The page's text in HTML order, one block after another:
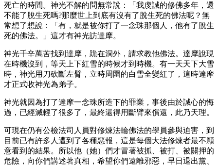
死亡的時間。神光不解的問無常說：「我虔誠的修佛多年，還
不能了脫生死嗎?那麼世上到底有沒有了脫生死的佛法呢？無
常想了想說：「有，就是被你打了一念珠那個人，他有了脫生
死的佛法。」這才有神光訪達摩。
神光千辛萬苦找到達摩，跪在洞外，請求教他佛法。達摩說現
在時機沒到，等天上下紅雪的時候才到時機。有一天天下大雪
時，神光用刀砍斷左臂，立時周圍的白雪全變紅了，這時達摩
才正式收神光為弟子。
神光就因為打了達摩一念珠所造下的罪業，事後由於誠心的悔
過，已經減輕了很多了，最終還得用斷臂來償還，此乃天理。
可現在仍有公檢法司人員對修煉法輪佛法的學員參與迫害，到
目前已有許多人遭到了各種惡報，這是每個大法修煉者最不願
意看到的結果。所以他（她）們才冒著被抓、被打、被關押的
危險，向你們講述著真相，希望你們遠離邪惡，早日退出黨、